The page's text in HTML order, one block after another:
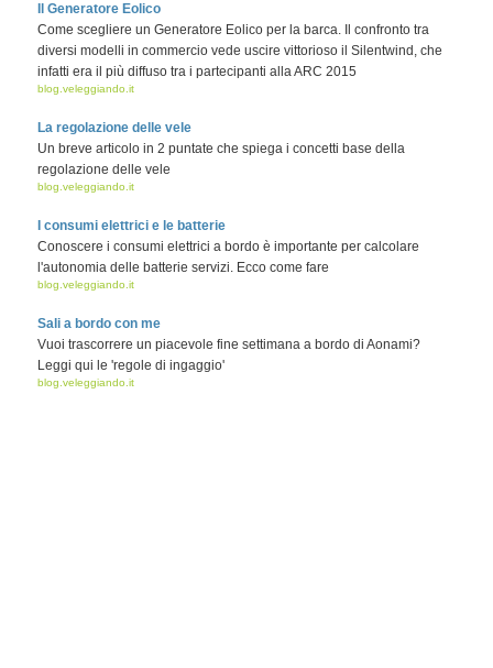
Il Generatore Eolico
Come scegliere un Generatore Eolico per la barca. Il confronto tra
diversi modelli in commercio vede uscire vittorioso il Silentwind, che
infatti era il più diffuso tra i partecipanti alla ARC 2015
blog.veleggiando.it
La regolazione delle vele
Un breve articolo in 2 puntate che spiega i concetti base della
regolazione delle vele
blog.veleggiando.it
I consumi elettrici e le batterie
Conoscere i consumi elettrici a bordo è importante per calcolare
l'autonomia delle batterie servizi. Ecco come fare
blog.veleggiando.it
Sali a bordo con me
Vuoi trascorrere un piacevole fine settimana a bordo di Aonami?
Leggi qui le 'regole di ingaggio'
blog.veleggiando.it